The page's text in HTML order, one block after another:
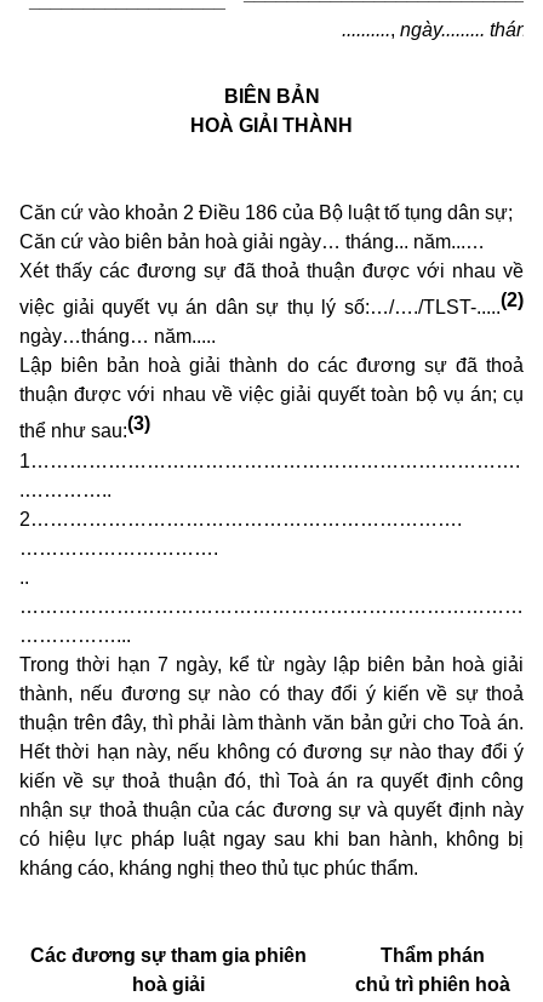
.........., ngày......... tháng
BIÊN BẢN
HOÀ GIẢI THÀNH
Căn cứ vào khoản 2 Điều 186 của Bộ luật tố tụng dân sự;
Căn cứ vào biên bản hoà giải ngày… tháng... năm...…
Xét thấy các đương sự đã thoả thuận được với nhau về
việc giải quyết vụ án dân sự thụ lý số:…/…./TLST-.....(2)
ngày…tháng… năm.....
Lập biên bản hoà giải thành do các đương sự đã thoả
thuận được với nhau về việc giải quyết toàn bộ vụ án; cụ
thể như sau:(3)
1………………………………………………………………….
.…………..
2………………………………………………………….
………………………….
..
……………………………………………………………………
……………...
Trong thời hạn 7 ngày, kể từ ngày lập biên bản hoà giải
thành, nếu đương sự nào có thay đổi ý kiến về sự thoả
thuận trên đây, thì phải làm thành văn bản gửi cho Toà án.
Hết thời hạn này, nếu không có đương sự nào thay đổi ý
kiến về sự thoả thuận đó, thì Toà án ra quyết định công
nhận sự thoả thuận của các đương sự và quyết định này
có hiệu lực pháp luật ngay sau khi ban hành, không bị
kháng cáo, kháng nghị theo thủ tục phúc thẩm.
Các đương sự tham gia phiên
hoà giải
Thẩm phán
chủ trì phiên hoà